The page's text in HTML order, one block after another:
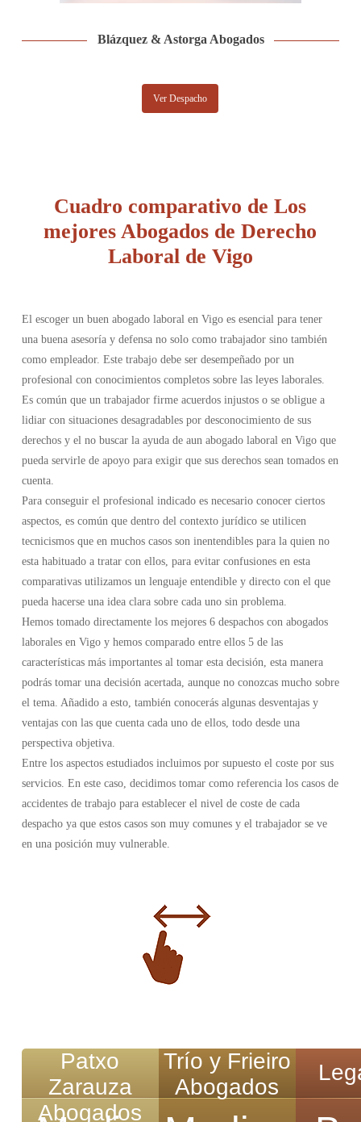
Blázquez & Astorga Abogados
Ver Despacho
Cuadro comparativo de Los
mejores Abogados de Derecho
Laboral de Vigo
El escoger un buen abogado laboral en Vigo es esencial para tener
una buena asesoría y defensa no solo como trabajador sino también
como empleador. Este trabajo debe ser desempeñado por un
profesional con conocimientos completos sobre las leyes laborales.
Es común que un trabajador firme acuerdos injustos o se obligue a
lidiar con situaciones desagradables por desconocimiento de sus
derechos y el no buscar la ayuda de aun abogado laboral en Vigo que
pueda servirle de apoyo para exigir que sus derechos sean tomados en
cuenta.
Para conseguir el profesional indicado es necesario conocer ciertos
aspectos, es común que dentro del contexto jurídico se utilicen
tecnicismos que en muchos casos son inentendibles para la quien no
esta habituado a tratar con ellos, para evitar confusiones en esta
comparativas utilizamos un lenguaje entendible y directo con el que
pueda hacerse una idea clara sobre cada uno sin problema.
Hemos tomado directamente los mejores 6 despachos con abogados
laborales en Vigo y hemos comparado entre ellos 5 de las
características más importantes al tomar esta decisión, esta manera
podrás tomar una decisión acertada, aunque no conozcas mucho sobre
el tema. Añadido a esto, también conocerás algunas desventajas y
ventajas con las que cuenta cada uno de ellos, todo desde una
perspectiva objetiva.
Entre los aspectos estudiados incluimos por supuesto el coste por sus
servicios. En este caso, decidimos tomar como referencia los casos de
accidentes de trabajo para establecer el nivel de coste de cada
despacho ya que estos casos son muy comunes y el trabajador se ve
en una posición muy vulnerable.
Patxo
Zarauza
Abogados
Trío y Frieiro
Abogados